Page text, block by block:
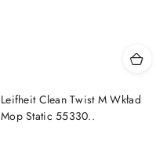
Leifheit Clean Twist M Wkład
Mop Static 55330..